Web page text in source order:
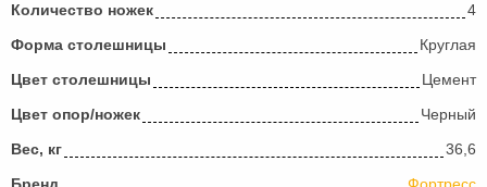
Количество ножек
4
Форма столешницы
Круглая
Цвет столешницы
Цемент
Цвет опор/ножек
Черный
Вес, кг
36,6